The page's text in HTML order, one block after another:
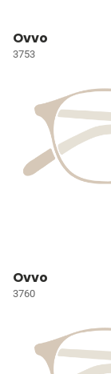
Ovvo
3753
Ovvo
3760